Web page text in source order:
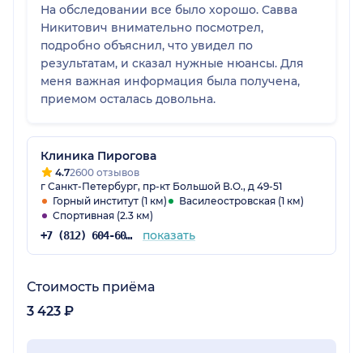
На обследовании все было хорошо. Савва
Никитович внимательно посмотрел,
подробно объяснил, что увидел по
результатам, и сказал нужные нюансы. Для
меня важная информация была получена,
приемом осталась довольна.
Клиника Пирогова
4.72600 отзывов
г Санкт-Петербург, пр-кт Большой В.О., д 49-51
Горный институт (1 км)
Василеостровская (1 км)
Спортивная (2.3 км)
+7 (812) 604-60-54 показать
Стоимость приёма
3 423 ₽